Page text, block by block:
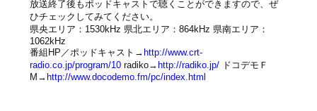
放送終了後もポッドキャストで聴くことができますので、ぜ
ひチェックしてみてください。
県央エリア：1530kHz 県北エリア：864kHz 県南エリア：
1062kHz
番組HP／ポッドキャスト→http://www.crt-
radio.co.jp/program/10 radiko→http://radiko.jp/ ドコデモＦ
M→http://www.docodemo.fm/pc/index.html